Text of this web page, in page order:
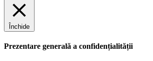
Închide
Prezentare generală a confidențialității